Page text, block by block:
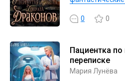
0 0
Пациентка
переписке
Мария Лунёва